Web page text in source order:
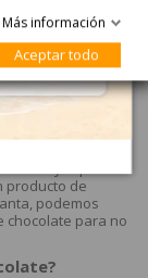
rota?
de la Mona,
queden
de
producto de
podemos
chocolate para no
Más información
Aceptar todo